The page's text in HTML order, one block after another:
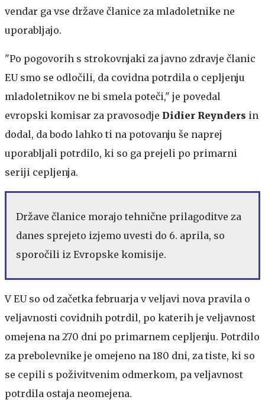
vendar ga vse države članice za mladoletnike ne
uporabljajo.
"Po pogovorih s strokovnjaki za javno zdravje članic
EU smo se odločili, da covidna potrdila o cepljenju
mladoletnikov ne bi smela poteči," je povedal
evropski komisar za pravosodje Didier Reynders in
dodal, da bodo lahko ti na potovanju še naprej
uporabljali potrdilo, ki so ga prejeli po primarni
seriji cepljenja.
Države članice morajo tehnične prilagoditve za
danes sprejeto izjemo uvesti do 6. aprila, so
sporočili iz Evropske komisije.
V EU so od začetka februarja v veljavi nova pravila o
veljavnosti covidnih potrdil, po katerih je veljavnost
omejena na 270 dni po primarnem cepljenju. Potrdilo
za prebolevnike je omejeno na 180 dni, za tiste, ki so
se cepili s poživitvenim odmerkom, pa veljavnost
potrdila ostaja neomejena.